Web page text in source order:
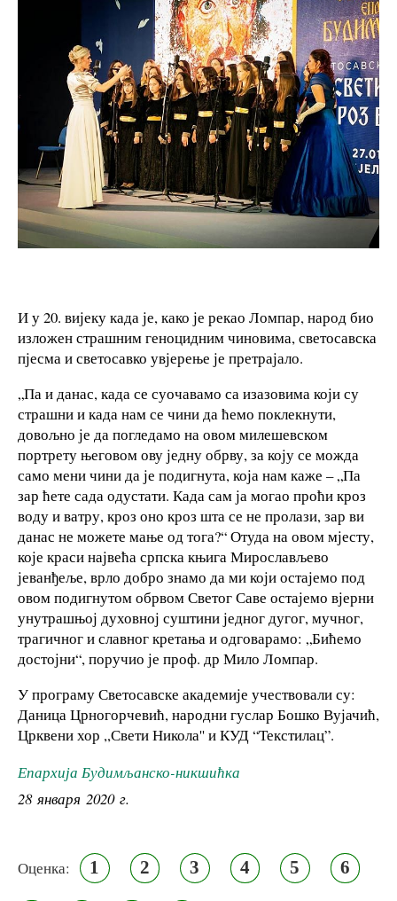
И у 20. вијеку када је, како је рекао Ломпар, народ био
изложен страшним геноцидним чиновима, светосавска
пјесма и светосавко увјерење је претрајало.
„Па и данас, када се суочавамо са изазовима који су
страшни и када нам се чини да ћемо поклекнути,
довољно је да погледамо на овом милешевском
портрету његовом ову једну обрву, за коју се можда
само мени чини да је подигнута, која нам каже – „Па
зар ћете сада одустати. Када сам ја могао проћи кроз
воду и ватру, кроз оно кроз шта се не пролази, зар ви
данас не можете мање од тога?“ Отуда на овом мјесту,
које краси највећа српска књига Мирослављево
јеванђеље, врло добро знамо да ми који остајемо под
овом подигнутом обрвом Светог Саве остајемо вјерни
унутрашњој духовној суштини једног дугог, мучног,
трагичног и славног кретања и одговарамо: „Бићемо
достојни“, поручио је проф. др Мило Ломпар.
У програму Светосавске академије учествовали су:
Даница Црногорчевић, народни гуслар Бошко Вујачић,
Црквени хор ,,Свети Никола'' и КУД “Текстилац”.
Епархија Будимљанско-никшићка
28 января 2020 г.
Оценка: 1 2 3 4 5 6